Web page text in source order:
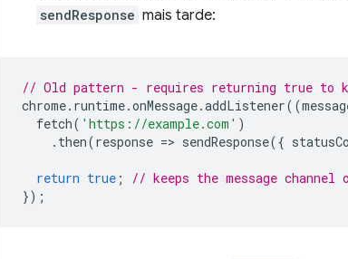
sendResponse mais tarde:
// Old pattern - requires returning true to
chrome. runtime.onMessage.addListener((
fetch( 'https://example.com' )
. then(response => sendResponse({
return true ;
// keeps the message channel
});